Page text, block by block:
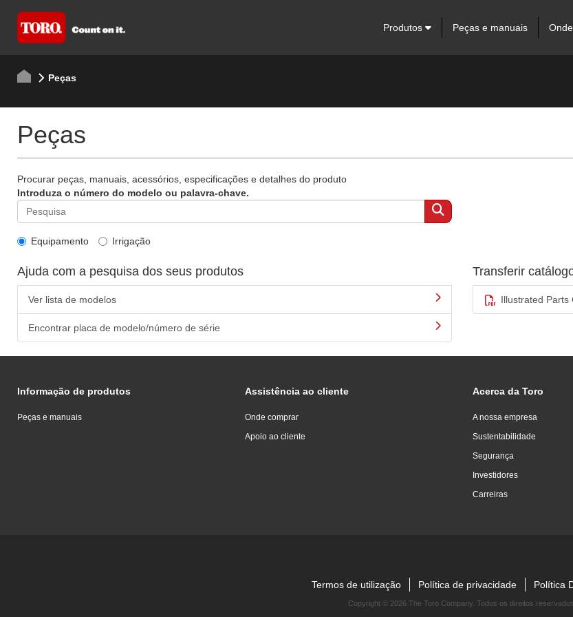
Produtos Peças e manuais
Peças
Peças
Procurar peças, manuais, acessórios, especificações e detalhes do produto
Introduza o número do modelo ou palavra-chave.
Equipamento Irrigação
Ajuda com a pesquisa dos seus produtos
Ver lista de modelos
Encontrar placa de modelo/número de série
Transferir
Illustrated Parts
Informação de produtos
Peças e manuais
Assistência ao cliente
Onde comprar
Apoio ao cliente
Acerca da Toro
A nossa empresa
Sustentabilidade
Segurança
Investidores
Carreiras
Termos de utilização Política de privacidade Política
Copyright © 2026 The Toro Company. Todos os direitos reservados.